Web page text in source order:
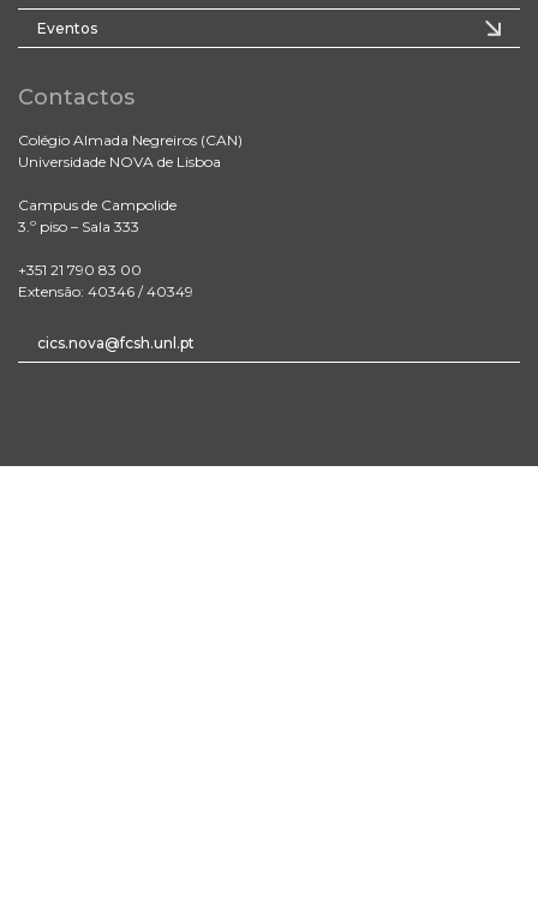
Eventos
Contactos
Colégio Almada Negreiros (CAN)
Universidade NOVA de Lisboa
Campus de Campolide
3.º piso – Sala 333
+351 21 790 83 00
Extensão: 40346 / 40349
cics.nova@fcsh.unl.pt